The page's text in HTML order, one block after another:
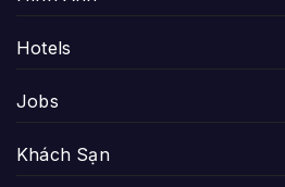
Hotels
Jobs
Khách Sạn